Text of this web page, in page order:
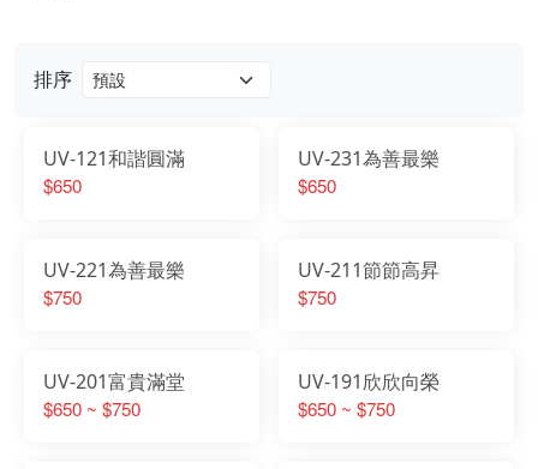
排序
UV-121和諧圓滿
$650
UV-231為善最樂
$650
UV-221為善最樂
$750
UV-211節節高昇
$750
UV-201富貴滿堂
$650 ~ $750
UV-191欣欣向榮
$650 ~ $750